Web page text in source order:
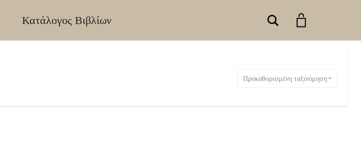
Κατάλογος Βιβλίων Search
Προκαθορισμένη ταξινόμηση